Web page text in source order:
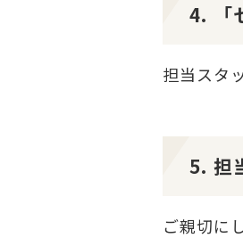
4. 「
担当スタ
5. 担
ご親切に